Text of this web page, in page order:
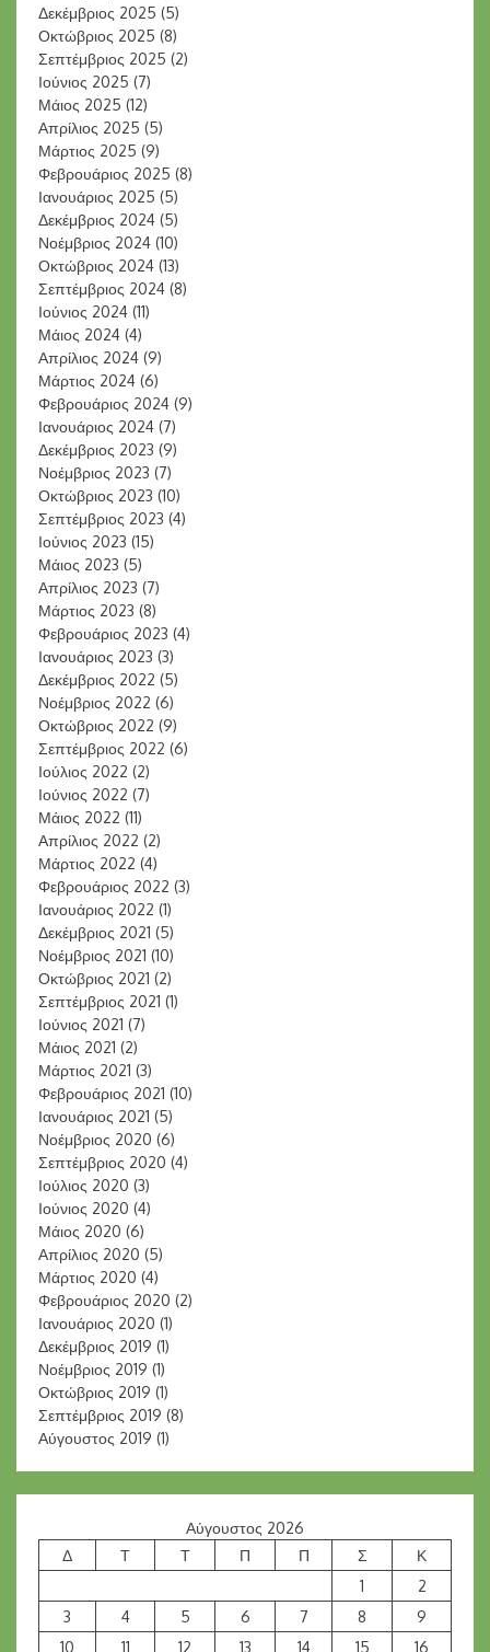
Δεκέμβριος 2025 (5)
Οκτώβριος 2025 (8)
Σεπτέμβριος 2025 (2)
Ιούνιος 2025 (7)
Μάιος 2025 (12)
Απρίλιος 2025 (5)
Μάρτιος 2025 (9)
Φεβρουάριος 2025 (8)
Ιανουάριος 2025 (5)
Δεκέμβριος 2024 (5)
Νοέμβριος 2024 (10)
Οκτώβριος 2024 (13)
Σεπτέμβριος 2024 (8)
Ιούνιος 2024 (11)
Μάιος 2024 (4)
Απρίλιος 2024 (9)
Μάρτιος 2024 (6)
Φεβρουάριος 2024 (9)
Ιανουάριος 2024 (7)
Δεκέμβριος 2023 (9)
Νοέμβριος 2023 (7)
Οκτώβριος 2023 (10)
Σεπτέμβριος 2023 (4)
Ιούνιος 2023 (15)
Μάιος 2023 (5)
Απρίλιος 2023 (7)
Μάρτιος 2023 (8)
Φεβρουάριος 2023 (4)
Ιανουάριος 2023 (3)
Δεκέμβριος 2022 (5)
Νοέμβριος 2022 (6)
Οκτώβριος 2022 (9)
Σεπτέμβριος 2022 (6)
Ιούλιος 2022 (2)
Ιούνιος 2022 (7)
Μάιος 2022 (11)
Απρίλιος 2022 (2)
Μάρτιος 2022 (4)
Φεβρουάριος 2022 (3)
Ιανουάριος 2022 (1)
Δεκέμβριος 2021 (5)
Νοέμβριος 2021 (10)
Οκτώβριος 2021 (2)
Σεπτέμβριος 2021 (1)
Ιούνιος 2021 (7)
Μάιος 2021 (2)
Μάρτιος 2021 (3)
Φεβρουάριος 2021 (10)
Ιανουάριος 2021 (5)
Νοέμβριος 2020 (6)
Σεπτέμβριος 2020 (4)
Ιούλιος 2020 (3)
Ιούνιος 2020 (4)
Μάιος 2020 (6)
Απρίλιος 2020 (5)
Μάρτιος 2020 (4)
Φεβρουάριος 2020 (2)
Ιανουάριος 2020 (1)
Δεκέμβριος 2019 (1)
Νοέμβριος 2019 (1)
Οκτώβριος 2019 (1)
Σεπτέμβριος 2019 (8)
Αύγουστος 2019 (1)
Αύγουστος 2026
Δ
Τ Τ Π Π Σ
Κ
1
2
3
4 5 6 7 8
9
10
11 12 13 14 15 16